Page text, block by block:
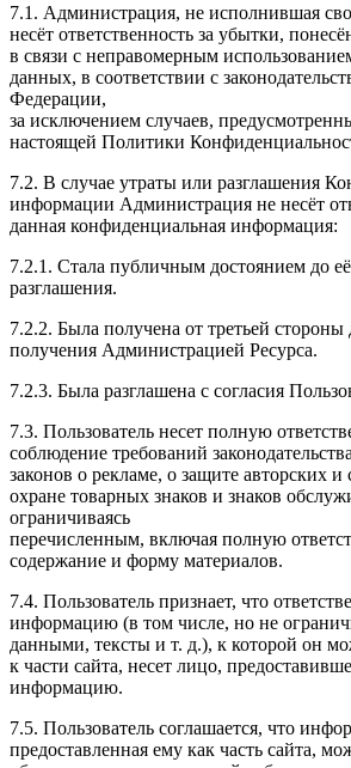
7.1. Администрация, не исполнившая
несёт ответственность за убытки,
в связи с неправомерным
данных, в соответствии с
Федерации,
за исключением случаев,
настоящей Политики
7.2. В случае утраты или разглашения
информации Администрация не несёт
данная конфиденциальная информация:
7.2.1. Стала публичным достоянием до
разглашения.
7.2.2. Была получена от третьей стороны
получения Администрацией Ресурса.
7.2.3. Была разглашена с согласия
7.3. Пользователь несет полную
соблюдение требований
законов о рекламе, о защите авторских
охране товарных знаков и знаков
ограничиваясь
перечисленным, включая полную
содержание и форму материалов.
7.4. Пользователь признает, что
информацию (в том числе, но не
данными, тексты и т. д.), к которой он
к части сайта, несет лицо,
информацию.
7.5. Пользователь соглашается, что
предоставленная ему как часть сайта,